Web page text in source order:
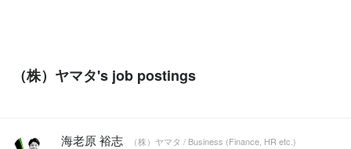
（株）ヤマタ's job postings
海老原 裕志 （株）ヤマタ / Business (Finance, HR etc.)